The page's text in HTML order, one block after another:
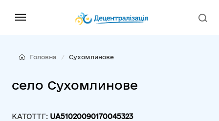
Головна Сухомлинове
село Сухомлинове
КАТОТТГ: UA51020090170045323